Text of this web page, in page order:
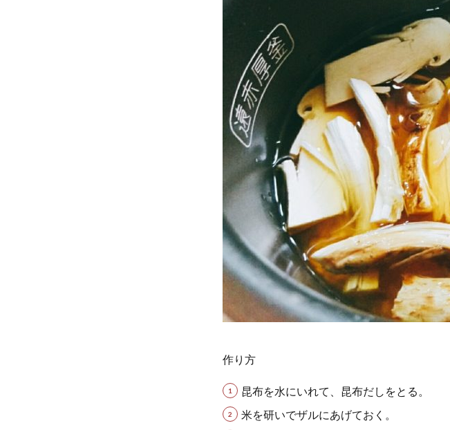
作り方
昆布を水にいれて、昆布だしをとる。
米を研いでザルにあげておく。